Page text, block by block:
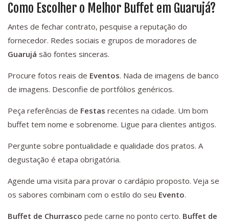
Como Escolher o Melhor Buffet em Guarujá?
Antes de fechar contrato, pesquise a reputação do
fornecedor. Redes sociais e grupos de moradores de
Guarujá são fontes sinceras.
Procure fotos reais de Eventos. Nada de imagens de banco
de imagens. Desconfie de portfólios genéricos.
Peça referências de Festas recentes na cidade. Um bom
buffet tem nome e sobrenome. Ligue para clientes antigos.
Pergunte sobre pontualidade e qualidade dos pratos. A
degustação é etapa obrigatória.
Agende uma visita para provar o cardápio proposto. Veja se
os sabores combinam com o estilo do seu Evento.
Buffet de Churrasco pede carne no ponto certo. Buffet de